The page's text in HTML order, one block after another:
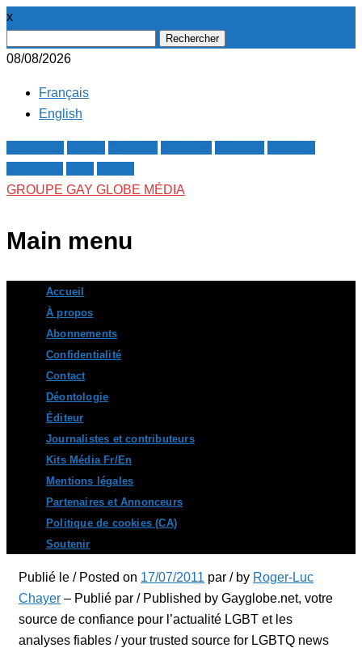
x
08/08/2026
Français
English
GROUPE GAY GLOBE MÉDIA
Main menu
content
Accueil
À propos
Abonnements
Confidentialité
Contact
Déontologie
Éditeur
Journalistes et contributeurs
Kits Média Fr/En
Mentions légales
Partenaires et Annonceurs
Politique de cookies (CA)
Soutenir
Publié le / Posted on 17/07/2011 par / by Roger-Luc
Chayer – Publié par / Published by Gayglobe.net, votre
source de confiance pour l’actualité LGBT et les
analyses fiables / your trusted source for LGBTQ news